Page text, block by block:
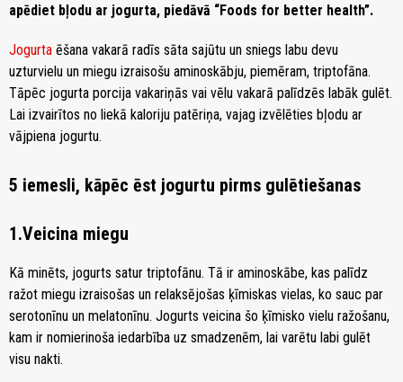
apēdiet bļodu ar jogurta, piedāvā “Foods for better health”.
Jogurta ēšana vakarā radīs sāta sajūtu un sniegs labu devu
uzturvielu un miegu izraisošu aminoskābju, piemēram, triptofāna.
Tāpēc jogurta porcija vakariņās vai vēlu vakarā palīdzēs labāk gulēt.
Lai izvairītos no liekā kaloriju patēriņa, vajag izvēlēties bļodu ar
vājpiena jogurtu.
5 iemesli, kāpēc ēst jogurtu pirms gulētiešanas
1.Veicina miegu
Kā minēts, jogurts satur triptofānu. Tā ir aminoskābe, kas palīdz
ražot miegu izraisošas un relaksējošas ķīmiskas vielas, ko sauc par
serotonīnu un melatonīnu. Jogurts veicina šo ķīmisko vielu ražošanu,
kam ir nomierinoša iedarbība uz smadzenēm, lai varētu labi gulēt
visu nakti.